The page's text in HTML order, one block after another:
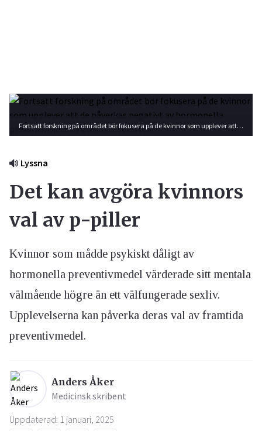
Fortsatt forskning på området bör fokusera på de kvinnor som upplever att de påverkas negativt av hormonella preventivmedel. Foto: Shutterstock
Lyssna
Det kan avgöra kvinnors
val av p-piller
Kvinnor som mådde psykiskt dåligt av
hormonella preventivmedel värderade sitt mentala
välmående högre än ett välfungerade sexliv.
Upplevelserna kan påverka deras val av framtida
preventivmedel.
Anders Åker
Medicinsk skribent
Uppdaterad: 1 januari, 2025